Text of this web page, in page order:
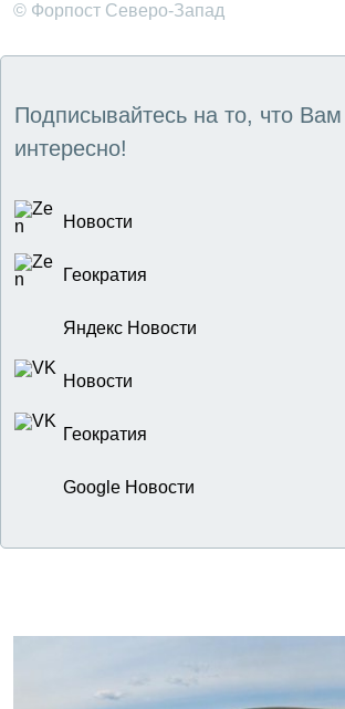
© Форпост Северо-Запад
Подписывайтесь на то, что Вам
интересно!
Новости
Геократия
Яндекс Новости
Новости
Геократия
Google Новости